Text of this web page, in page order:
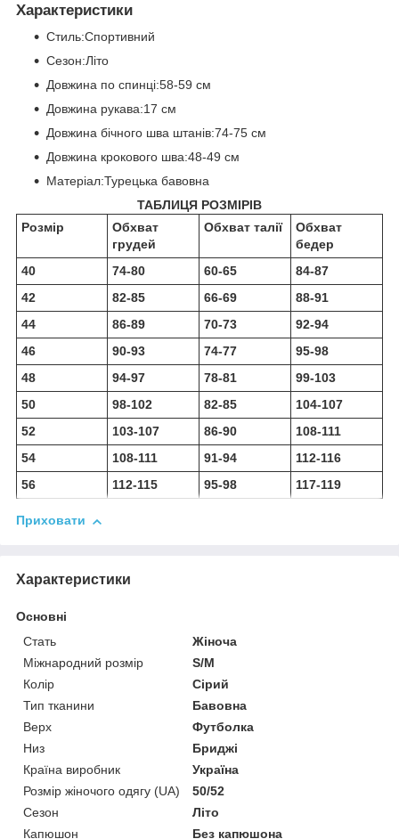
Характеристики
Стиль:Спортивний
Сезон:Літо
Довжина по спинці:58-59 см
Довжина рукава:17 см
Довжина бічного шва штанів:74-75 см
Довжина крокового шва:48-49 см
Матеріал:Турецька бавовна
ТАБЛИЦЯ РОЗМІРІВ
Розмір
Обхват
грудей
Обхват талії
Обхват
бедер
40
74-80 60-65
84-87
42
82-85 66-69
88-91
44
86-89 70-73
92-94
46
90-93 74-77
95-98
48
94-97 78-81
99-103
50
98-102 82-85
104-107
52
103-107 86-90
108-111
54
108-111 91-94
112-116
56
112-115 95-98 117-119
Приховати
Характеристики
Основні
Стать
Жіноча
Міжнародний розмір
S/M
Колір
Сірий
Тип тканини
Бавовна
Верх
Футболка
Низ
Бриджі
Країна виробник
Україна
Розмір жіночого одягу (UA)
50/52
Сезон
Літо
Капюшон
Без капюшона